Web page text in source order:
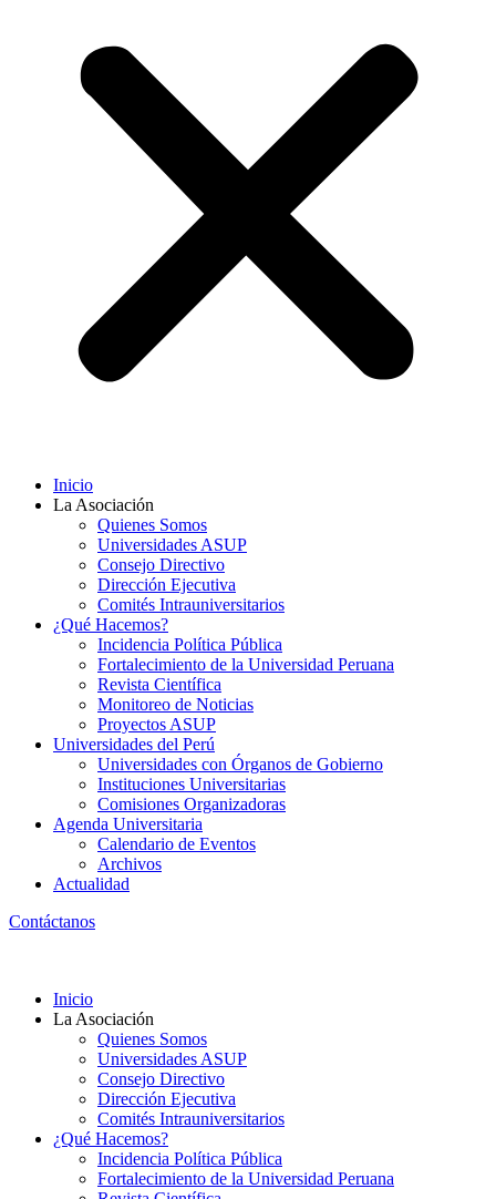
Inicio
La Asociación
Quienes Somos
Universidades ASUP
Consejo Directivo
Dirección Ejecutiva
Comités Intrauniversitarios
¿Qué Hacemos?
Incidencia Política Pública
Fortalecimiento de la Universidad Peruana
Revista Científica
Monitoreo de Noticias
Proyectos ASUP
Universidades del Perú
Universidades con Órganos de Gobierno
Instituciones Universitarias
Comisiones Organizadoras
Agenda Universitaria
Calendario de Eventos
Archivos
Actualidad
Contáctanos
Inicio
La Asociación
Quienes Somos
Universidades ASUP
Consejo Directivo
Dirección Ejecutiva
Comités Intrauniversitarios
¿Qué Hacemos?
Incidencia Política Pública
Fortalecimiento de la Universidad Peruana